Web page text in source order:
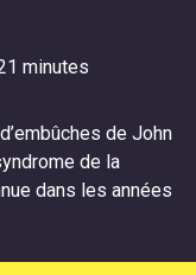
minutes
de John
de la
dans les années